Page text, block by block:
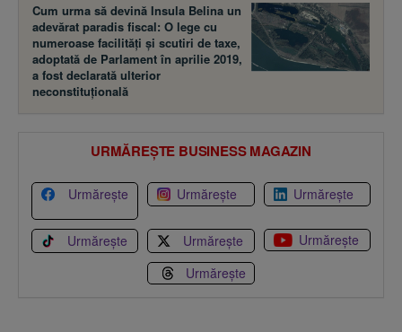
Cum urma să devină Insula Belina un
adevărat paradis fiscal: O lege cu
numeroase facilităţi şi scutiri de taxe,
adoptată de Parlament în aprilie 2019,
a fost declarată ulterior
neconstituţională
URMĂREȘTE BUSINESS MAGAZIN
Urmărește Urmărește Urmărește
Urmărește Urmărește
Urmărește
Urmărește